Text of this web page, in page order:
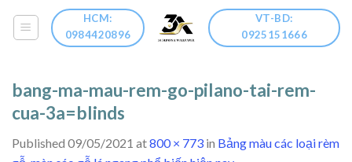
HCM:
0984420896
VT-BD:
0925151666
bang-ma-mau-rem-go-pilano-tai-rem-
cua-3a=blinds
Published 09/05/2021 at800 × 773 in Bảng màu các loại rèm